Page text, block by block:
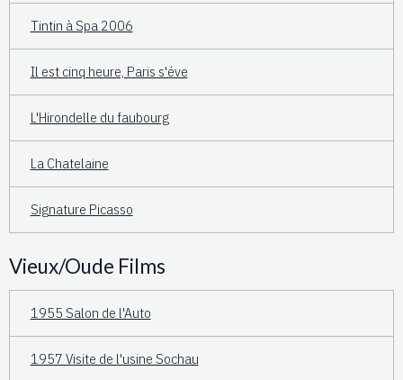
Tintin à Spa 2006
Il est cinq heure, Paris s'éve
L'Hirondelle du faubourg
La Chatelaine
Signature Picasso
Vieux/Oude Films
1955 Salon de l'Auto
1957 Visite de l'usine Sochau